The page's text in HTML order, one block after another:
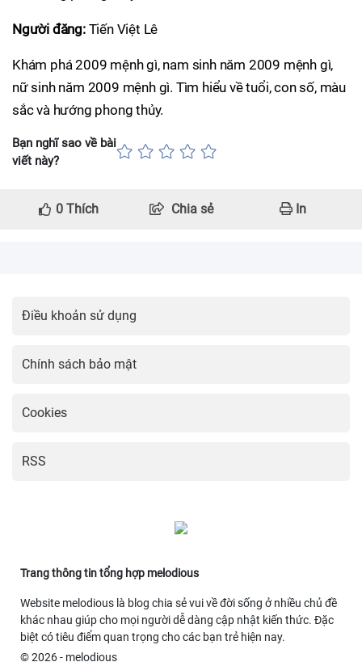
Người đăng: Tiến Việt Lê
Khám phá 2009 mệnh gì, nam sinh năm 2009 mệnh gì,
nữ sinh năm 2009 mệnh gì. Tìm hiểu về tuổi, con số, màu
sắc và hướng phong thủy.
Bạn nghĩ sao về bài
viết này?
0 Thích Chia sẻ In
Điều khoản sử dụng
Chính sách bảo mật
Cookies
RSS
Trang thông tin tổng hợp melodious
Website melodious là blog chia sẻ vui về đời sống ở nhiều chủ đề
khác nhau giúp cho mọi người dễ dàng cập nhật kiến thức. Đặc
biệt có tiêu điểm quan trọng cho các bạn trẻ hiện nay.
© 2026 - melodious